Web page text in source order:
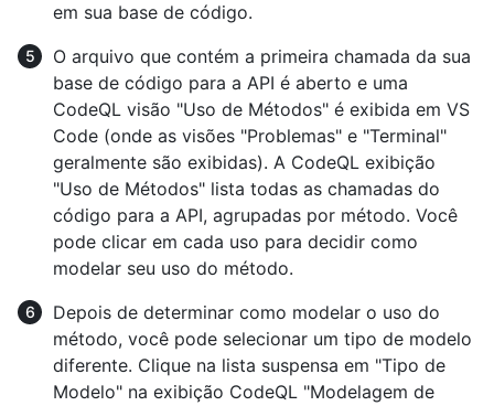
em sua base de código.
O arquivo que contém a primeira chamada da sua
base de código para a API é aberto e uma
CodeQL visão "Uso de Métodos" é exibida em VS
Code (onde as visões "Problemas" e "Terminal"
geralmente são exibidas). A CodeQL exibição
"Uso de Métodos" lista todas as chamadas do
código para a API, agrupadas por método. Você
pode clicar em cada uso para decidir como
modelar seu uso do método.
Depois de determinar como modelar o uso do
método, você pode selecionar um tipo de modelo
diferente. Clique na lista suspensa em "Tipo de
Modelo" na exibição CodeQL "Modelagem de